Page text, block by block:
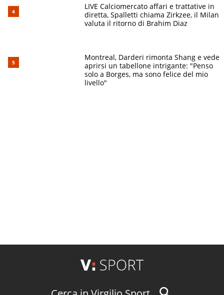
LIVE Calciomercato affari e trattative in
diretta, Spalletti chiama Zirkzee, il Milan
valuta il ritorno di Brahim Diaz
Montreal, Darderi rimonta Shang e vede
aprirsi un tabellone intrigante: "Penso
solo a Borges, ma sono felice del mio
livello"